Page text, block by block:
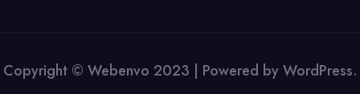
Copyright © Webenvo 2023 | Powered by WordPress.